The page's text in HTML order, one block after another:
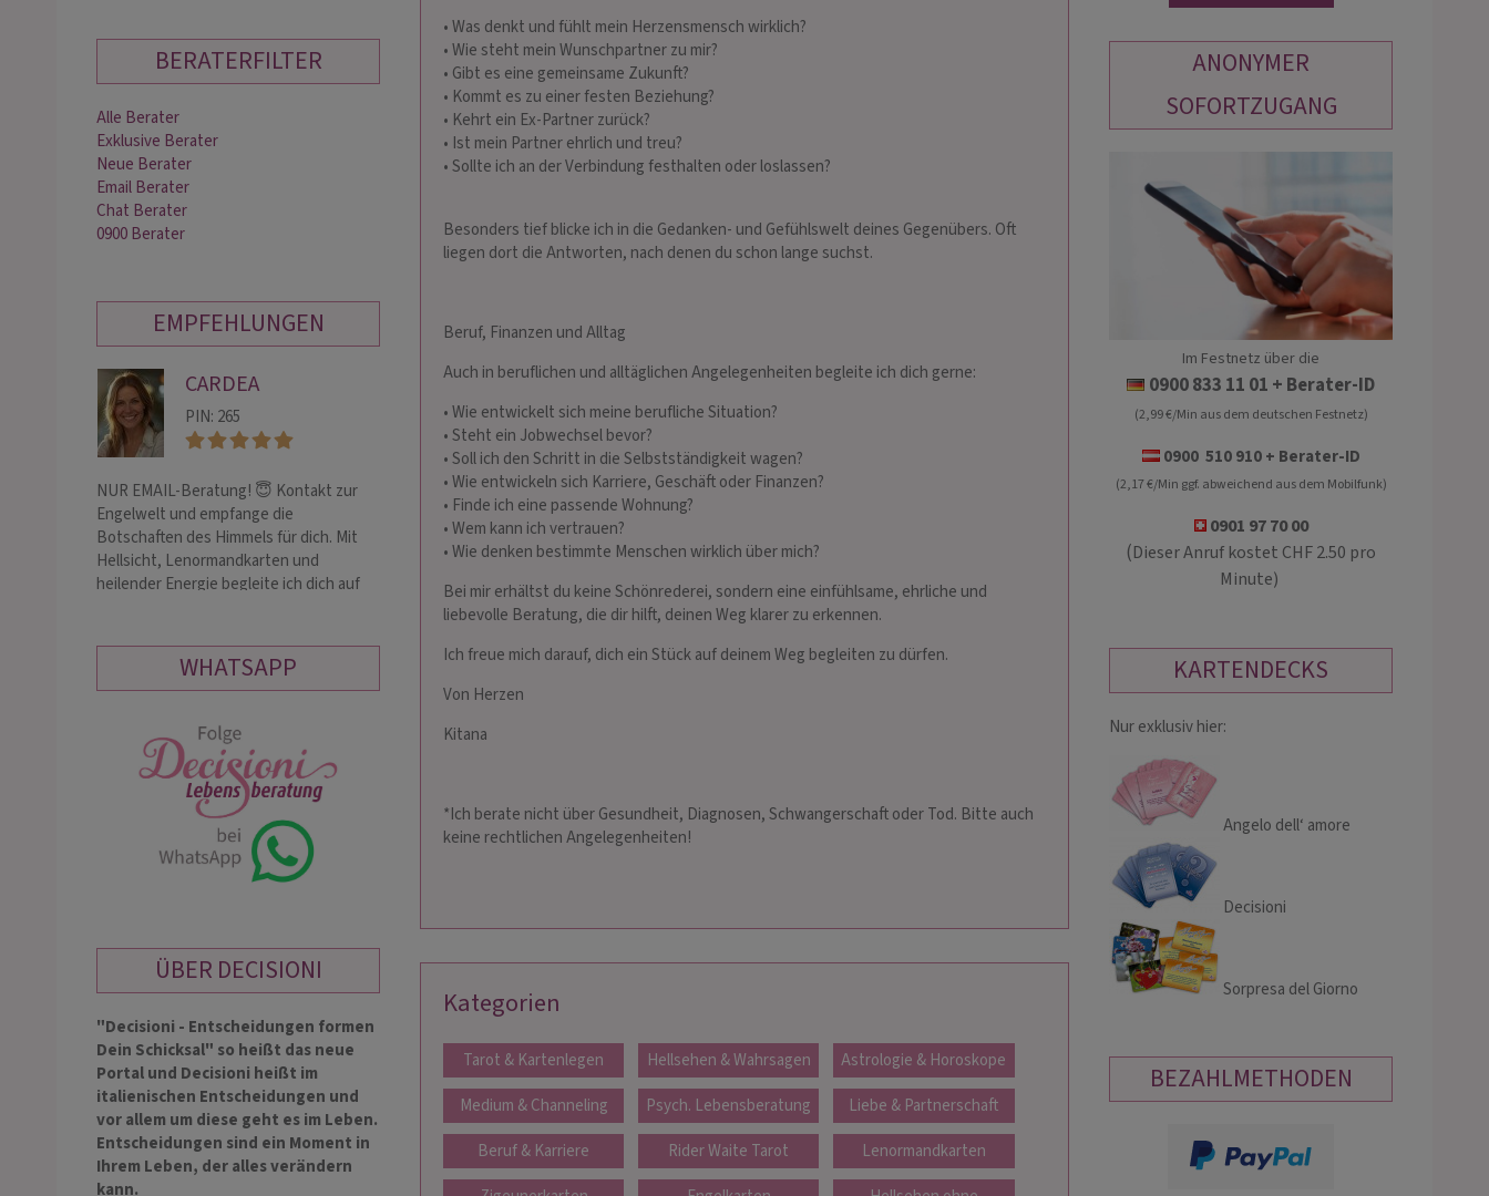
BERATERFILTER
Alle Berater
Exklusive Berater
Neue Berater
Email Berater
Chat Berater
0900 Berater
EMPFEHLUNGEN
CARDEA
PIN: 265
NUR EMAIL-Beratung! 😇 Kontakt zur
Engelwelt und empfange die
Botschaften des Himmels für dich. Mit
Hellsicht, Lenormandkarten und
heilender Energie begleite ich dich auf
MARLENE
PIN: 196
SOS Hilfe!Ich bin seit 2006 sensitive
Kartenlegerin, Medium, Schamanin,
Glückscoach!Zukunftslegung,
Beziehungsliebe, Dreiecksliebe,
Familienkonflikt, Mobbing, Drama, Beruf,
ANDREAS
PIN: 251
Über ein Jahrzehnt fundierte
Beratungspraxis: Geradliniges
Perspektiven & männliche Intuition.
Deine Klarheit für Liebe & Job und vieles
me…
ANOUSPIRIT
Als Lichtarbeiterin, engelgeführtes
begleite ich dich mit heilsamer Energie.
In meiner Beratung darfst du dich
gesehen und verstanden fühlen❣…
DELIA DAVI
PIN: 192
Meine Hellsicht und Hellfühligkeit
die Seele der Herzensmenschen
einzutauchen. Lass deine
mir auflösen u. lass mic…
WHATSAPP
ÜBER DECISIONI
"Decisioni - Entscheidungen formen
Dein Schicksal" so heißt das neue
Portal und Decisioni heißt im
italienischen Entscheidungen und
vor allem um diese geht es im Leben.
Entscheidungen sind ein Moment in
Ihrem Leben, der alles verändern
kann.
• Was denkt und fühlt mein Herzensmensch wirklich?
• Wie steht mein Wunschpartner zu mir?
• Gibt es eine gemeinsame Zukunft?
• Kommt es zu einer festen Beziehung?
• Kehrt ein Ex-Partner zurück?
• Ist mein Partner ehrlich und treu?
• Sollte ich an der Verbindung festhalten oder loslassen?
Besonders tief blicke ich in die Gedanken- und Gefühlswelt deines Gegenübers. Oft
liegen dort die Antworten, nach denen du schon lange suchst.
Beruf, Finanzen und Alltag
Auch in beruflichen und alltäglichen Angelegenheiten begleite ich dich gerne:
• Wie entwickelt sich meine berufliche Situation?
• Steht ein Jobwechsel bevor?
• Soll ich den Schritt in die Selbstständigkeit wagen?
• Wie entwickeln sich Karriere, Geschäft oder Finanzen?
• Finde ich eine passende Wohnung?
• Wem kann ich vertrauen?
• Wie denken bestimmte Menschen wirklich über mich?
Bei mir erhältst du keine Schönrederei, sondern eine einfühlsame, ehrliche und
liebevolle Beratung, die dir hilft, deinen Weg klarer zu erkennen.
Ich freue mich darauf, dich ein Stück auf deinem Weg begleiten zu dürfen.
Von Herzen
Kitana
*Ich berate nicht über Gesundheit, Diagnosen, Schwangerschaft oder Tod. Bitte auch
keine rechtlichen Angelegenheiten!
Kategorien
Tarot & Kartenlegen Hellsehen & Wahrsagen
Astrologie & Horoskope
Medium & Channeling
Psych. Lebensberatung
Liebe & Partnerschaft
Beruf & Karriere
Rider Waite Tarot
Lenormandkarten
ANONYMER
SOFORTZUGANG
Im Festnetz über die
0900 833 11 01 + Berater-ID
(2,99 €/Min aus dem deutschen Festnetz)
0900 510 910 + Berater-ID
(2,17 €/Min ggf. abweichend aus dem Mobilfunk)
0901 97 70 00
(Dieser Anruf kostet CHF 2.50 pro
Minute)
KARTENDECKS
Nur exklusiv hier:
Angelo dell‘ amore
Decisioni
Sorpresa del Giorno
BEZAHLMETHODEN